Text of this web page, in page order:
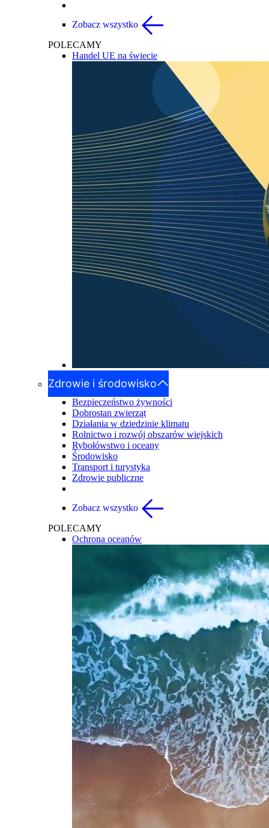
Zobacz wszystko
POLECAMY
Handel UE na świecie
Zdrowie i środowisko
Bezpieczeństwo żywności
Dobrostan zwierząt
Działania w dziedzinie klimatu
Rolnictwo i rozwój obszarów wiejskich
Rybołówstwo i oceany
Środowisko
Transport i turystyka
Zdrowie publiczne
Zobacz wszystko
POLECAMY
Ochrona oceanów